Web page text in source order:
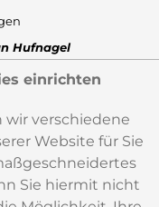
Hufnagel
einrichten
wir verschiedene
Website für Sie
Sie hiermit nicht